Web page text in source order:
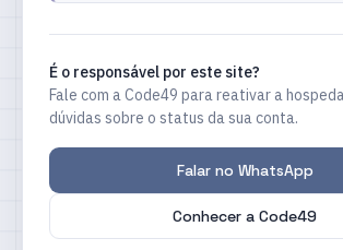
É o responsável por este site?
Fale com a Code49 para reativar a
dúvidas sobre o status da sua conta.
Falar no WhatsApp
Conhecer a Code49